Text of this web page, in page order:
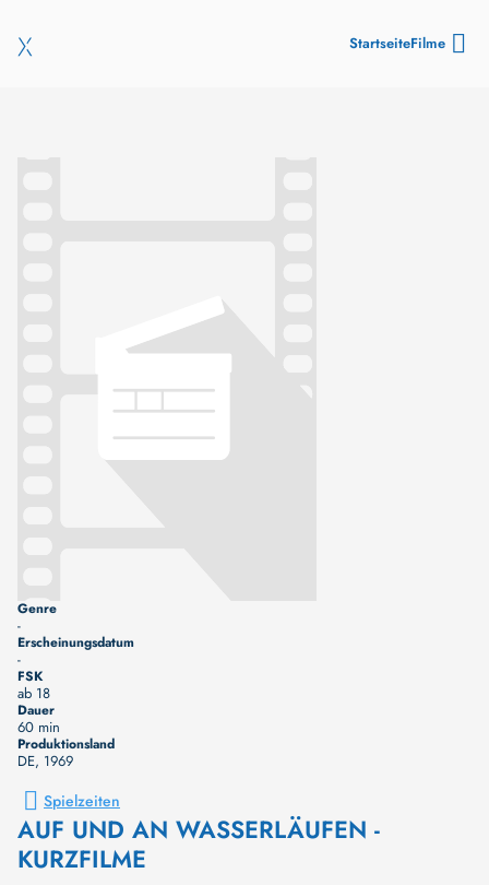
StartseiteFilme
Genre
-
Erscheinungsdatum
-
FSK
ab 18
Dauer
60 min
Produktionsland
DE, 1969
Spielzeiten
AUF UND AN WASSERLÄUFEN -
KURZFILME